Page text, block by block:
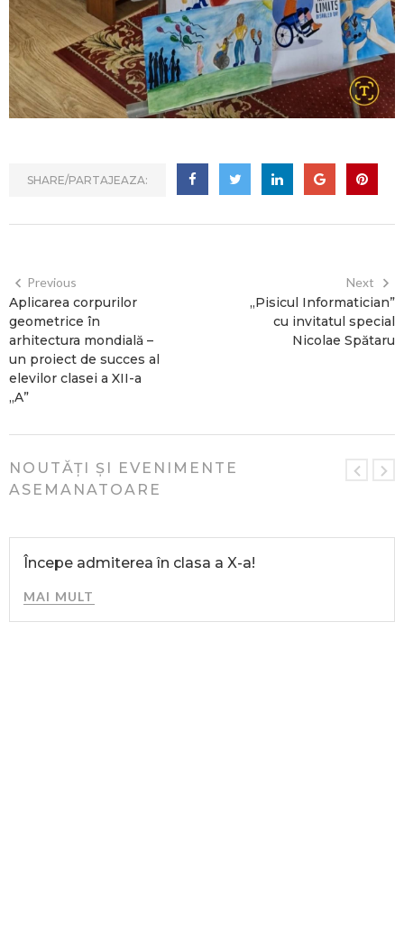
SHARE/PARTAJEAZA:
Previous
Aplicarea corpurilor
geometrice în
arhitectura mondială –
un proiect de succes al
elevilor clasei a XII-a
„A”
Next
„Pisicul Informatician”
cu invitatul special
Nicolae Spătaru
NOUTĂȚI ȘI EVENIMENTE
ASEMANATOARE
Începe admiterea în clasa a X-a!
MAI MULT